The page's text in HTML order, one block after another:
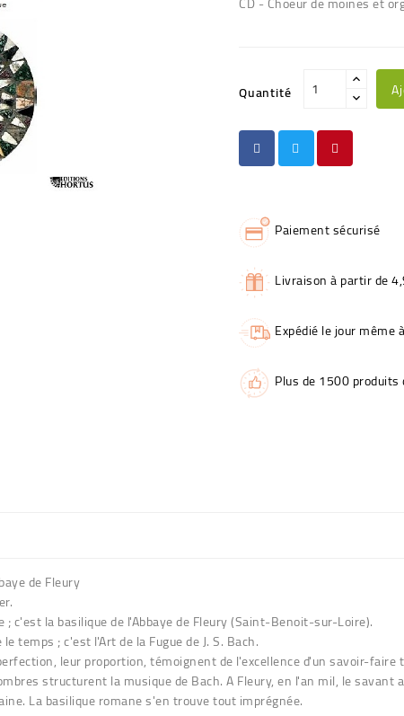
Quantité
Paiement sécurisé
Livraison à partir de
Expédié le jour même
Plus de 1500
de Fleury
c'est la basilique de l'Abbaye de Fleury (Saint-Benoit-sur-Loire).
temps ; c'est l'Art de la Fugue de J. S. Bach.
leur proportion, témoignent de l'excellence d'un savoir-
structurent la musique de Bach. A Fleury, en l'an mil, le
La basilique romane s'en trouve tout imprégnée.